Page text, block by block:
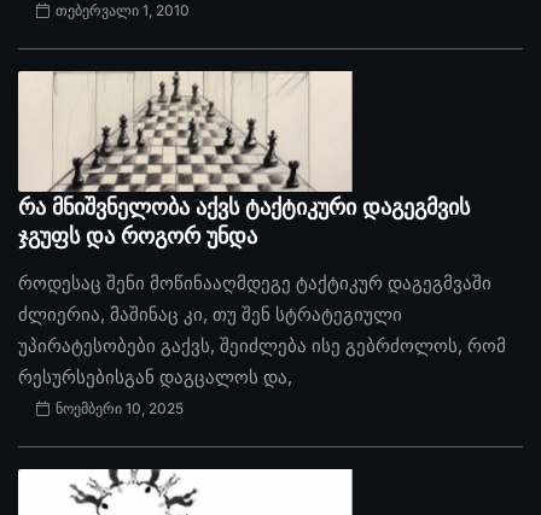
თებერვალი 1, 2010
რა მნიშვნელობა აქვს ტაქტიკური დაგეგმვის
ჯგუფს და როგორ უნდა
როდესაც შენი მოწინააღმდეგე ტაქტიკურ დაგეგმვაში
ძლიერია, მაშინაც კი, თუ შენ სტრატეგიული
უპირატესობები გაქვს, შეიძლება ისე გებრძოლოს, რომ
რესურსებისგან დაგცალოს და,
ნოემბერი 10, 2025